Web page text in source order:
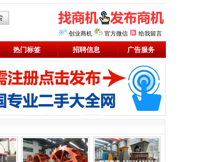
创业商机 官方微信 给我留言
热门标签 招聘信息 广告服务